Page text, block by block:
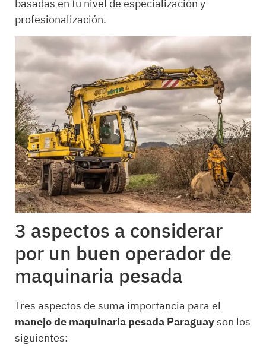
basadas en tu nivel de especialización y
profesionalización.
3 aspectos a considerar
por un buen operador de
maquinaria pesada
Tres aspectos de suma importancia para el
manejo de maquinaria pesada Paraguayson los
siguientes: